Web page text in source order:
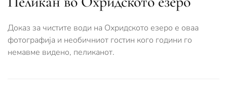
Доказ за чистите води на Охридското езеро е оваа
фотографија и необичниот гостин кого години го
немавме видено, пеликанот.